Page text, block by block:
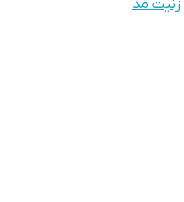
زنیت مد